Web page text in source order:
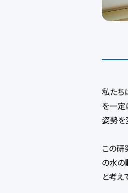
私たち
を一定
姿勢を
この研
の水の
と考え